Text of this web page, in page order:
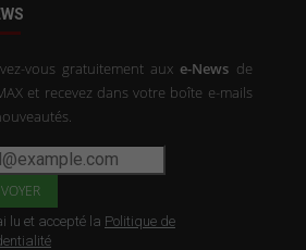
vous gratuitement aux e-News de
et recevez dans votre boîte e-mails
lu et accepté la Politique de